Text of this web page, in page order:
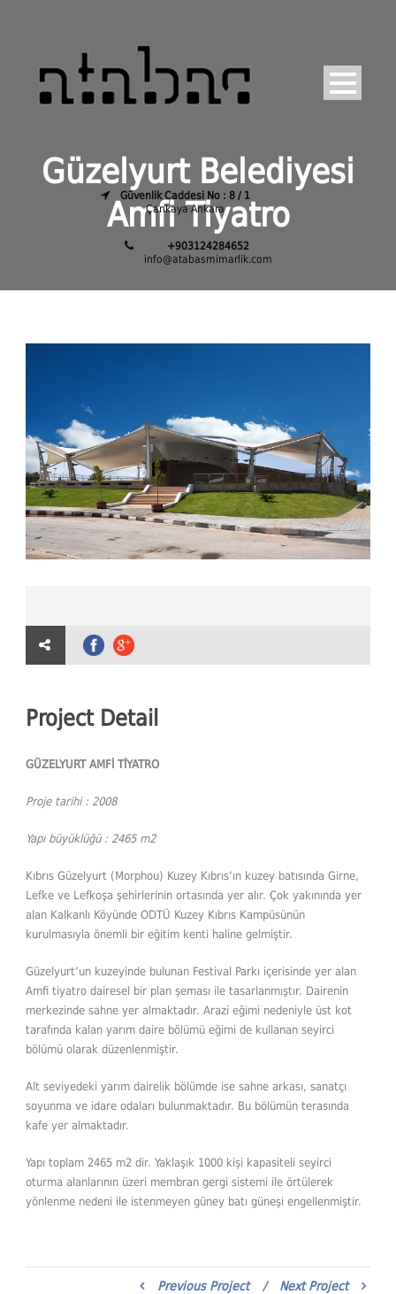
Güvenlik Caddesi No : 8 / 1
Çankaya Ankara
+903124284652
info@atabasmimarlik.com
Güzelyurt Belediyesi
Amfi Tiyatro
Project Detail
GÜZELYURT AMF İ TİYATRO
Proje tarihi : 2008
Yapı büyüklüğü : 2465 m2
Kıbrıs Güzelyurt (Morphou) Kuzey Kıbrıs’ın kuzey batısında Girne,
Lefke ve Lefkoşa şehirlerinin ortasında yer alır. Çok yakınında yer
alan Kalkanlı Köyünde ODTÜ Kuzey Kıbrıs Kampüsünün
kurulmasıyla önemli bir eğitim kenti haline gelmiştir.
Güzelyurt’un kuzeyinde bulunan Festival Parkı içerisinde yer alan
Amfi tiyatro dairesel bir plan şeması ile tasarlanmıştır. Dairenin
merkezinde sahne yer almaktadır. Arazi eğimi nedeniyle üst kot
tarafında kalan yarım daire bölümü eğimi de kullanan seyirci
bölümü olarak düzenlenmiştir.
Alt seviyedeki yarım dairelik bölümde ise sahne arkası, sanatçı
soyunma ve idare odaları bulunmaktadır. Bu bölümün terasında
kafe yer almaktadır.
Yapı toplam 2465 m2 dir. Yaklaşık 1000 kişi kapasiteli seyirci
oturma alanlarının üzeri membran gergi sistemi ile örtülerek
yönlenme nedeni ile istenmeyen güney batı güneşi engellenmiştir.
Previous Project / Next Project